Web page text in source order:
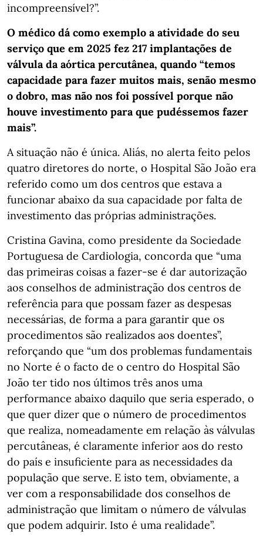
incompreensível?”.
O médico dá como exemplo a atividade do seu
serviço que em 2025 fez 217 implantações de
válvula da aórtica percutânea, quando “temos
capacidade para fazer muitos mais, senão mesmo
o dobro, mas não nos foi possível porque não
houve investimento para que pudéssemos fazer
mais”.
A situação não é única. Aliás, no alerta feito pelos
quatro diretores do norte, o Hospital São João era
referido como um dos centros que estava a
funcionar abaixo da sua capacidade por falta de
investimento das próprias administrações.
Cristina Gavina, como presidente da Sociedade
Portuguesa de Cardiologia, concorda que “uma
das primeiras coisas a fazer-se é dar autorização
aos conselhos de administração dos centros de
referência para que possam fazer as despesas
necessárias, de forma a para garantir que os
procedimentos são realizados aos doentes”,
reforçando que “um dos problemas fundamentais
no Norte é o facto de o centro do Hospital São
João ter tido nos últimos três anos uma
performance abaixo daquilo que seria esperado, o
que quer dizer que o número de procedimentos
que realiza, nomeadamente em relação às válvulas
percutâneas, é claramente inferior aos do resto
do país e insuficiente para as necessidades da
população que serve. E isto tem, obviamente, a
ver com a responsabilidade dos conselhos de
administração que limitam o número de válvulas
que podem adquirir. Isto é uma realidade”.